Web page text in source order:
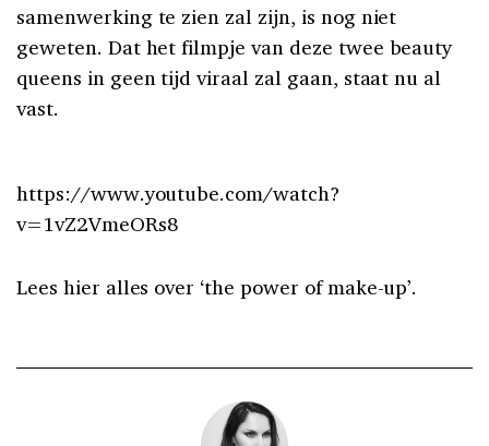
samenwerking te zien zal zijn, is nog niet
geweten. Dat het filmpje van deze twee beauty
queens in geen tijd viraal zal gaan, staat nu al
vast.
https://www.youtube.com/watch?
v=1vZ2VmeORs8
Lees hier alles over ‘the power of make-up’.